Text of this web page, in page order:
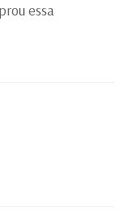
essa